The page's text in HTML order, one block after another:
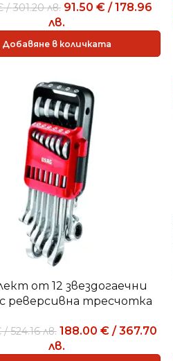
/301.20лв. 91.50 € / 178.96
лв.
Добавяне в количката
от 12 звездогаечни
реверсивна тресчотка
/524.16лв. 188.00 € /367.70
лв.